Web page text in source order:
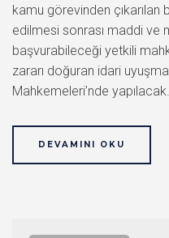
kamu görevinden
edilmesi sonrası maddi ve
başvurabileceği yetkili
zararı doğuran idari
Mahkemeleri’nde
DEVAMINI OKU